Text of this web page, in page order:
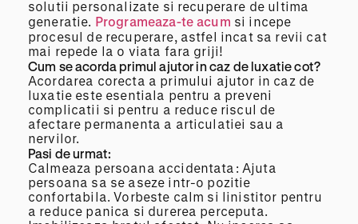
solutii personalizate si recuperare de ultima
generatie. Programeaza-te acum si incepe
procesul de recuperare, astfel incat sa revii cat
mai repede la o viata fara griji!
Cum se acorda primul ajutor in caz de luxatie cot?
Acordarea corecta a primului ajutor in caz de
luxatie este esentiala pentru a preveni
complicatii si pentru a reduce riscul de
afectare permanenta a articulatiei sau a
nervilor.
Pasi de urmat:
Calmeaza persoana accidentata: Ajuta
persoana sa se aseze intr-o pozitie
confortabila. Vorbeste calm si linistitor pentru
a reduce panica si durerea perceputa.